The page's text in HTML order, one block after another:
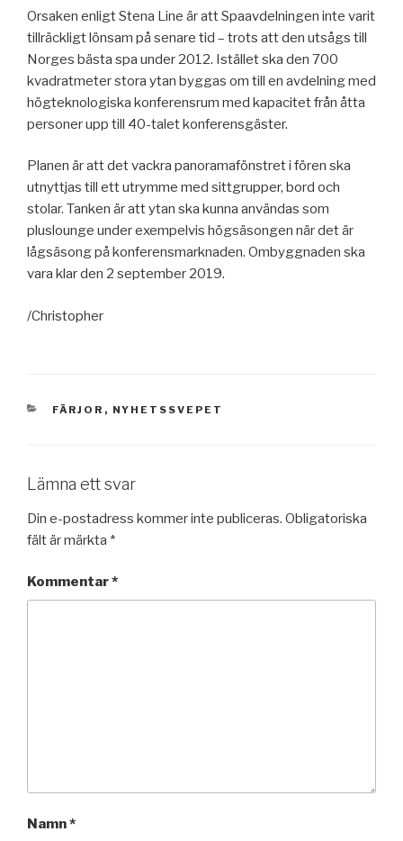
Orsaken enligt Stena Line är att Spaavdelningen inte varit
tillräckligt lönsam på senare tid – trots att den utsågs till
Norges bästa spa under 2012. Istället ska den 700
kvadratmeter stora ytan byggas om till en avdelning med
högteknologiska konferensrum med kapacitet från åtta
personer upp till 40-talet konferensgäster.
Planen är att det vackra panoramafönstret i fören ska
utnyttjas till ett utrymme med sittgrupper, bord och
stolar. Tanken är att ytan ska kunna användas som
pluslounge under exempelvis högsäsongen när det är
lågsäsong på konferensmarknaden. Ombyggnaden ska
vara klar den 2 september 2019.
/Christopher
KATEGORIER
FÄRJOR , NYHETSSVEPET
Lämna ett svar
Din e-postadress kommer inte publiceras. Obligatoriska
fält är märkta *
Kommentar*
Namn*